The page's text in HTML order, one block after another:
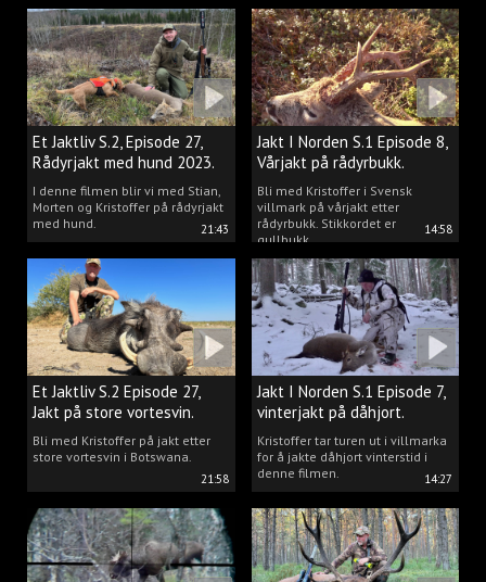
21:43
Et Jaktliv S.2, Episode 27,
Rådyrjakt med hund 2023.
I denne filmen blir vi med Stian,
Morten og Kristoffer på rådyrjakt
med hund.
14:58
Jakt I Norden S.1 Episode 8,
Vårjakt på rådyrbukk.
Bli med Kristoffer i Svensk
villmark på vårjakt etter
rådyrbukk. Stikkordet er
gullbukk.
21:58
Et Jaktliv S.2 Episode 27,
Jakt på store vortesvin.
Bli med Kristoffer på jakt etter
store vortesvin i Botswana.
14:27
Jakt I Norden S.1 Episode 7,
vinterjakt på dåhjort.
Kristoffer tar turen ut i villmarka
for å jakte dåhjort vinterstid i
denne filmen.